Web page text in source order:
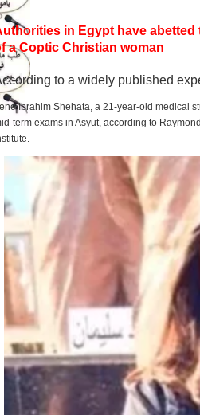
in Egypt have
a Coptic Christian woman
to a widely published
Ibrahim Shehata, a 21-year-old medical
term exams in Asyut, according to